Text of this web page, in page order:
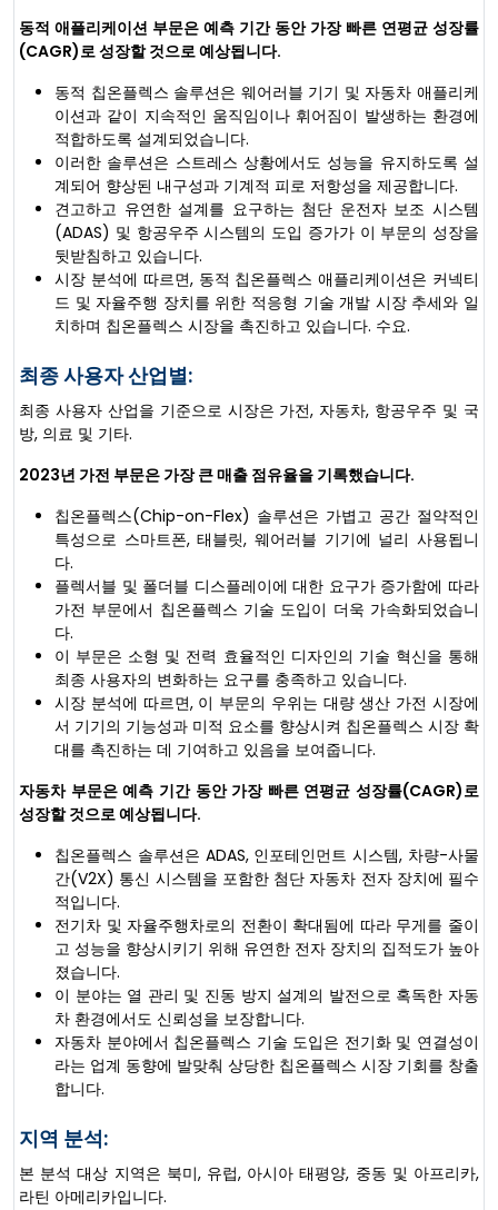
동적 애플리케이션 부문은 예측 기간 동안 가장 빠른 연평균 성장률
(CAGR)로 성장할 것으로 예상됩니다.
동적 칩온플렉스 솔루션은 웨어러블 기기 및 자동차 애플리케
이션과 같이 지속적인 움직임이나 휘어짐이 발생하는 환경에
적합하도록 설계되었습니다.
이러한 솔루션은 스트레스 상황에서도 성능을 유지하도록 설
계되어 향상된 내구성과 기계적 피로 저항성을 제공합니다.
견고하고 유연한 설계를 요구하는 첨단 운전자 보조 시스템
(ADAS) 및 항공우주 시스템의 도입 증가가 이 부문의 성장을
뒷받침하고 있습니다.
시장 분석에 따르면, 동적 칩온플렉스 애플리케이션은 커넥티
드 및 자율주행 장치를 위한 적응형 기술 개발 시장 추세와 일
치하며 칩온플렉스 시장을 촉진하고 있습니다. 수요.
최종 사용자 산업별:
최종 사용자 산업을 기준으로 시장은 가전, 자동차, 항공우주 및 국
방, 의료 및 기타.
2023년 가전 부문은 가장 큰 매출 점유율을 기록했습니다.
칩온플렉스(Chip-on-Flex) 솔루션은 가볍고 공간 절약적인
특성으로 스마트폰, 태블릿, 웨어러블 기기에 널리 사용됩니
다.
플렉서블 및 폴더블 디스플레이에 대한 요구가 증가함에 따라
가전 부문에서 칩온플렉스 기술 도입이 더욱 가속화되었습니
다.
이 부문은 소형 및 전력 효율적인 디자인의 기술 혁신을 통해
최종 사용자의 변화하는 요구를 충족하고 있습니다.
시장 분석에 따르면, 이 부문의 우위는 대량 생산 가전 시장에
서 기기의 기능성과 미적 요소를 향상시켜 칩온플렉스 시장 확
대를 촉진하는 데 기여하고 있음을 보여줍니다.
자동차 부문은 예측 기간 동안 가장 빠른 연평균 성장률(CAGR)로
성장할 것으로 예상됩니다.
칩온플렉스 솔루션은 ADAS, 인포테인먼트 시스템, 차량-사물
간(V2X) 통신 시스템을 포함한 첨단 자동차 전자 장치에 필수
적입니다.
전기차 및 자율주행차로의 전환이 확대됨에 따라 무게를 줄이
고 성능을 향상시키기 위해 유연한 전자 장치의 집적도가 높아
졌습니다.
이 분야는 열 관리 및 진동 방지 설계의 발전으로 혹독한 자동
차 환경에서도 신뢰성을 보장합니다.
자동차 분야에서 칩온플렉스 기술 도입은 전기화 및 연결성이
라는 업계 동향에 발맞춰 상당한 칩온플렉스 시장 기회를 창출
합니다.
지역 분석:
본 분석 대상 지역은 북미, 유럽, 아시아 태평양, 중동 및 아프리카,
라틴 아메리카입니다.